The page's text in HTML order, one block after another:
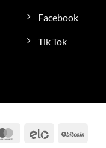
Facebook
Tik Tok
MasterCard
Elo